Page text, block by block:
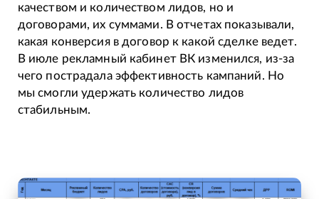
качеством и количеством лидов, но и
договорами, их суммами. В отчетах показывали,
какая конверсия в договор к какой сделке ведет.
В июле рекламный кабинет ВК изменился, из-за
чего пострадала эффективность кампаний. Но
мы смогли удержать количество лидов
стабильным.